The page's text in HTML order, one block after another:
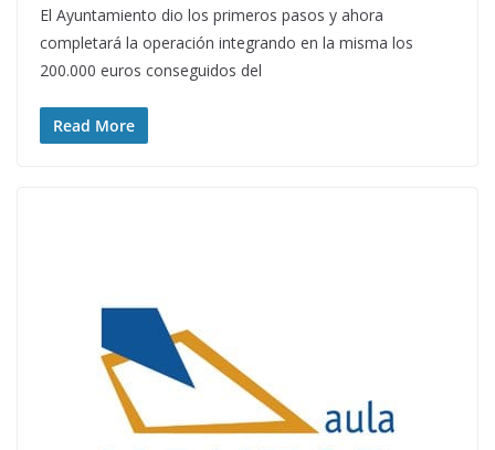
El Ayuntamiento dio los primeros pasos y ahora
completará la operación integrando en la misma los
200.000 euros conseguidos del
Read More